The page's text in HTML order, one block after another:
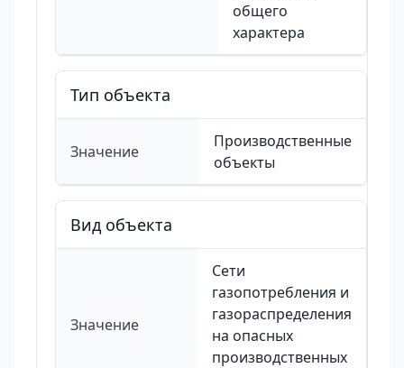
общего
характера
Тип объекта
Значение
Производственные
объекты
Вид объекта
Значение
Сети
газопотребления и
газораспределения
на опасных
производственных